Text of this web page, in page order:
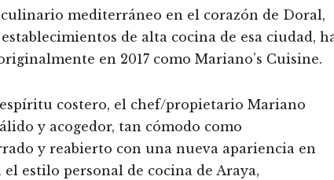
mediterráneo en el corazón de Doral,
de alta cocina de esa ciudad,
en 2017 como Mariano’s Cuisine.
costero, el chef/propietario Mariano
y acogedor, tan cómodo como
y reabierto con una nueva apariencia en
estilo personal de cocina de Araya,